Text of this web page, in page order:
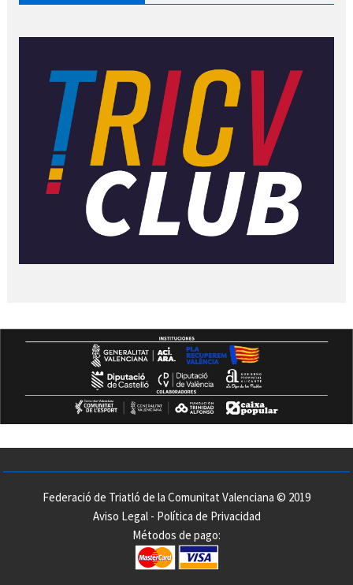
Federació de Triatló de la Comunitat Valenciana © 2019
Aviso Legal- Política de Privacidad
Métodos de pago: